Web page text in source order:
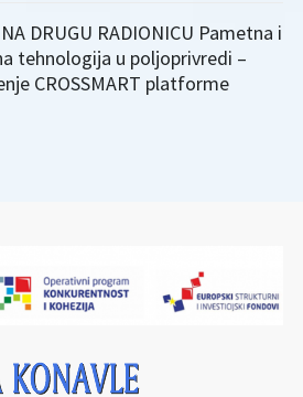
DRUGU RADIONICU Pametna i
tehnologija u poljoprivredi –
CROSSMART platforme